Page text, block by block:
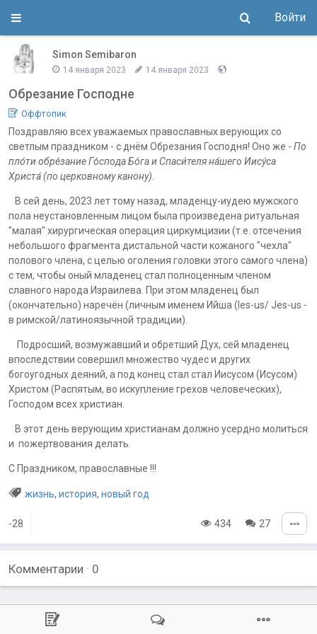
Войти
Simon Semibaron
14 января 2023 14 января 2023
Обрезание Господне
Оффтопик
Поздравляю всех уважаемых православных верующих со
светлым праздником - с днём Обрезания Господня! Оно же - По
пло́ти обре́зание Го́спода Бо́га и Спаси́теля на́шего Иису́са
Христа́ (по церковному канону).
В сей день, 2023 лет тому назад, младенцу-иудею мужского
пола неустановленным лицом была произведена ритуальная
"малая" хирургическая операция циркумцизии (т.е. отсечения
небольшого фрагмента дистальной части кожаного "чехла"
полового члена, с целью оголения головки этого самого члена)
с тем, чтобы оный младенец стал полноценным членом
славного народа Израилева. При этом младенец был
(окончательно) наречён (личным именем Ийша (Ies-us/ Jes-us -
в римской/латиноязычной традиции).
Подросший, возмужавший и обретший Дух, сей младенец
впоследствии совершил множество чудес и других
богоугодных деяний, а под конец стал стал Иисусом (Исусом)
Христом (Распятым, во искупление грехов человеческих),
Господом всех христиан.
В этот день верующим христианам должно усердно молиться
и пожертвования делать.
С Праздником, православные !!!
жизнь, история, новый год
-28 434 27
Комментарии · 0